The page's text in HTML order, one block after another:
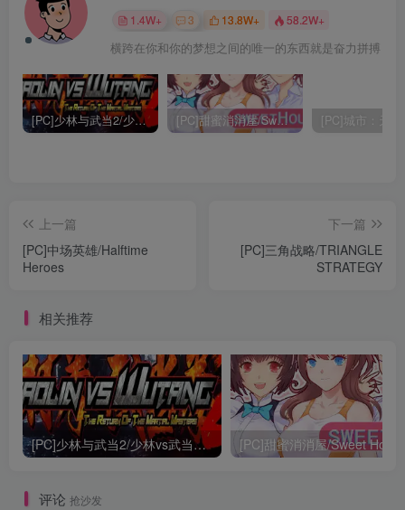
1.4W+ 3 13.8W+ 58.2W+
横跨在你和你的梦想之间的唯一的东西就是奋力拼搏
[PC]少林与武当2/少林vs武当2/Shaolin vs Wutang 2 [PC]甜蜜消消屋/Sweet House
上一篇
[PC]中场英雄/Halftime
Heroes
下一篇
[PC]三角战略/TRIANGLE
STRATEGY
相关推荐
[PC]少林与武当2/少林vs武当2/Shaolin vs Wutang 2 [PC]甜蜜消消屋/Sweet
评论 抢沙发